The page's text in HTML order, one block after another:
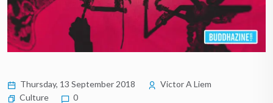
Thursday, 13 September 2018
Victor A Liem
Culture
0